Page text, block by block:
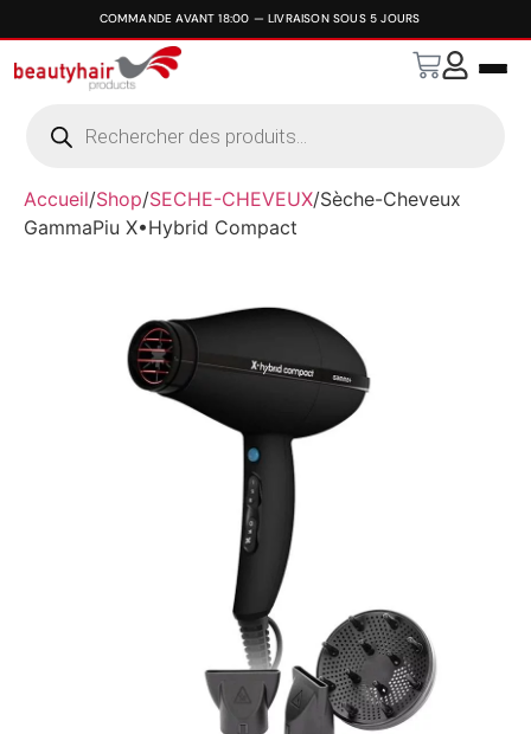
Accueil/Shop/SECHE-CHEVEUX/Sèche-Cheveux
GammaPiu X•Hybrid Compact